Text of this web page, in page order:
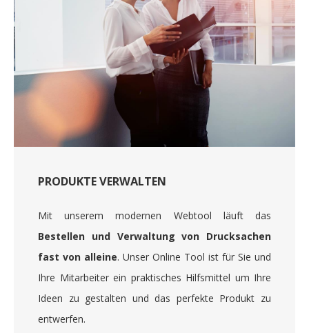
PRODUKTE VERWALTEN
Mit unserem modernen Webtool läuft das
Bestellen und Verwaltung von Drucksachen
fast von alleine. Unser Online Tool ist für Sie und
Ihre Mitarbeiter ein praktisches Hilfsmittel um Ihre
Ideen zu gestalten und das perfekte Produkt zu
entwerfen.